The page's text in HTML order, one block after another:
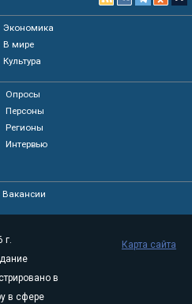
Экономика
В мире
Культура
Опросы
Персоны
Регионы
Интервью
Вакансии
г.
в
в сфере
Карта сайта